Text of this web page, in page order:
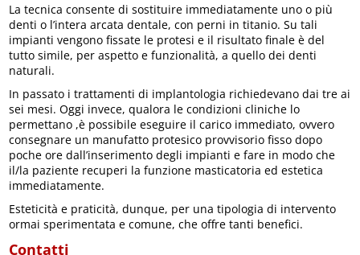
La tecnica consente di sostituire immediatamente uno o più
denti o l’intera arcata dentale, con perni in titanio. Su tali
impianti vengono fissate le protesi e il risultato finale è del
tutto simile, per aspetto e funzionalità, a quello dei denti
naturali.
In passato i trattamenti di implantologia richiedevano dai tre ai
sei mesi. Oggi invece, qualora le condizioni cliniche lo
permettano ,è possibile eseguire il carico immediato, ovvero
consegnare un manufatto protesico provvisorio fisso dopo
poche ore dall’inserimento degli impianti e fare in modo che
il/la paziente recuperi la funzione masticatoria ed estetica
immediatamente.
Esteticità e praticità, dunque, per una tipologia di intervento
ormai sperimentata e comune, che offre tanti benefici.
Contatti